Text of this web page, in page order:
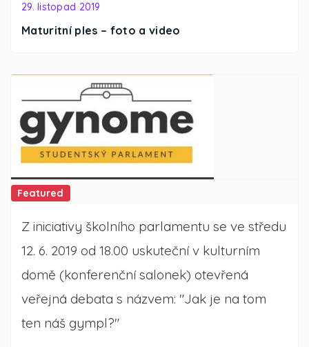
Maturitní ples – foto a video
29. listopad 2019
Featured
Z iniciativy školního parlamentu se ve středu
12. 6. 2019 od 18.00 uskuteční v kulturním
domě (konferenční salonek) otevřená
veřejná debata s názvem: "Jak je na tom
ten náš gympl?"